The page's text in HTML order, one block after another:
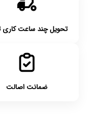
تحویل چند ساعت کاری
ضمانت اصالت